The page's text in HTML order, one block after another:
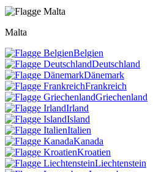
Malta
Belgien
Deutschland
Dänemark
Frankreich
Griechenland
Irland
Island
Italien
Kanada
Kroatien
Liechtenstein